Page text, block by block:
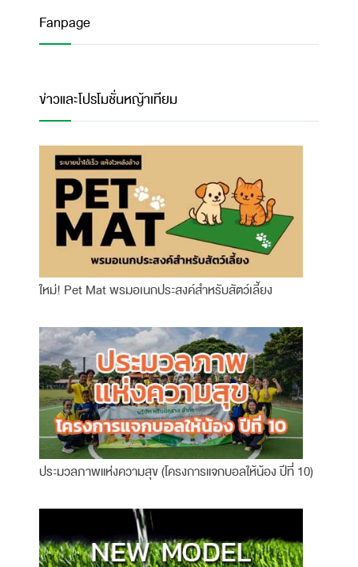
Fanpage
ข่าวและโปรโมชั่นหญ้าเทียม
ใหม่! Pet Mat พรมอเนกประสงค์สำหรับสัตว์เลี้ยง
ประมวลภาพแห่งความสุข (โครงการแจกบอลให้น้อง ปีที่ 10)